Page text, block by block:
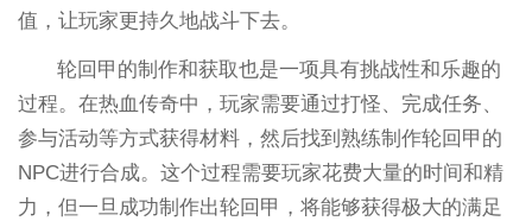
值，让玩家更持久地战斗下去。
轮回甲的制作和获取也是一项具有挑战性和乐趣的
过程。在热血传奇中，玩家需要通过打怪、完成任务、
参与活动等方式获得材料，然后找到熟练制作轮回甲的
NPC进行合成。这个过程需要玩家花费大量的时间和精
力，但一旦成功制作出轮回甲，将能够获得极大的满足